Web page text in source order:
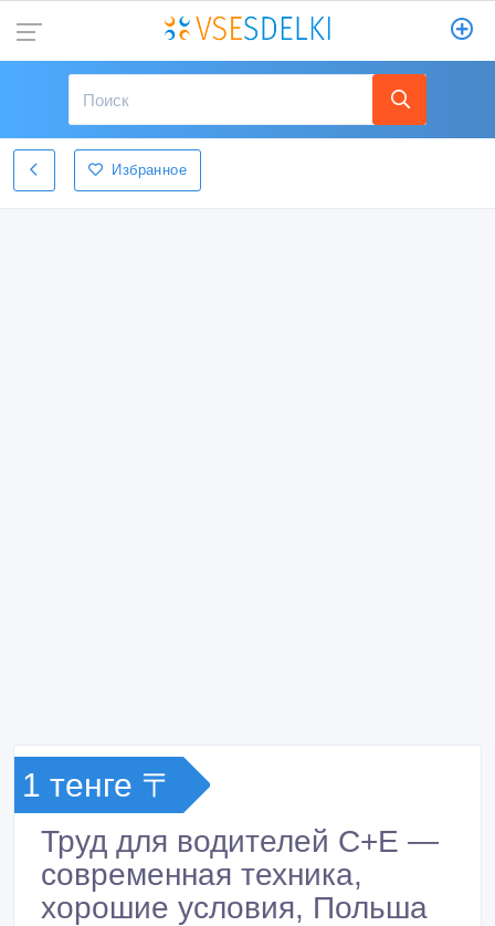
Избранное
1 тенге 〒
Труд для водителей C+E —
современная техника,
хорошие условия, Польша